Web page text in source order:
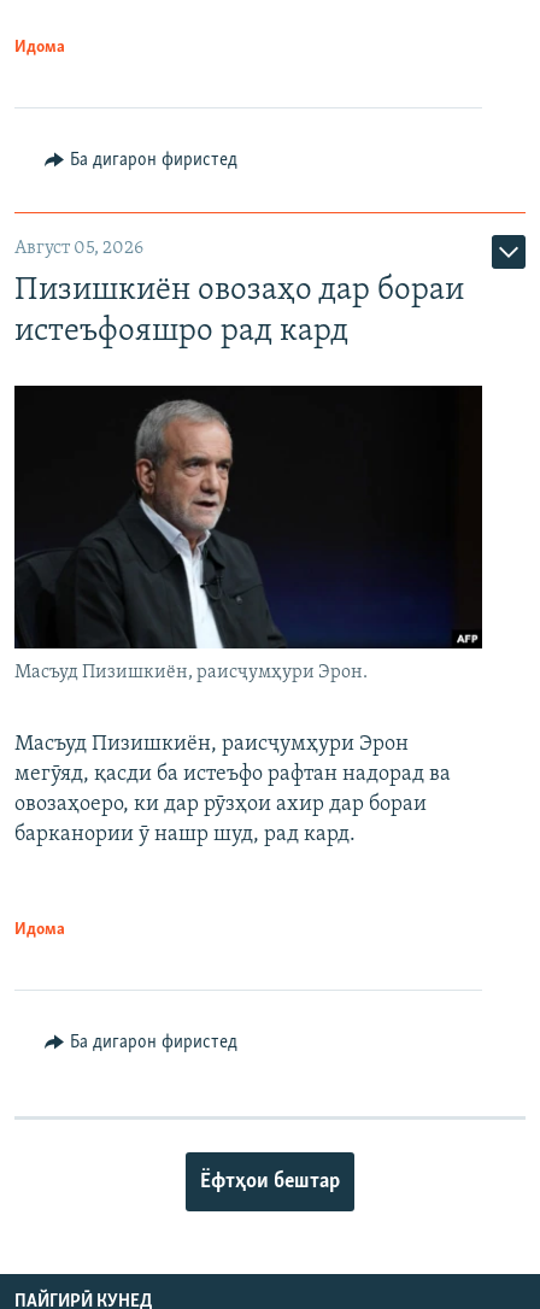
Идома
Ба дигарон фиристед
Август 05, 2026
Пизишкиён овозаҳо дар бораи
истеъфояшро рад кард
Масъуд Пизишкиён, раисҷумҳури Эрон.
Масъуд Пизишкиён, раисҷумҳури Эрон
мегӯяд, қасди ба истеъфо рафтан надорад ва
овозаҳоеро, ки дар рӯзҳои ахир дар бораи
барканории ӯ нашр шуд, рад кард.
Идома
Ба дигарон фиристед
Ёфтҳои бештар
ПАЙГИРӢ КУНЕД